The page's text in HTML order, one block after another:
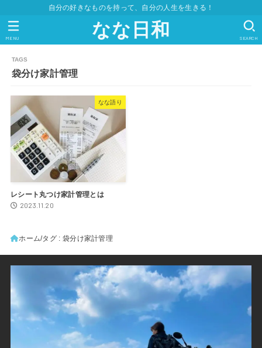
自分の好きなものを持って、自分の人生を生きる！
なな日和 SEARCH
MENU
袋分け家計管理
なな語り
レシート丸つけ家計管理とは
2023.11.20
ホーム タグ : 袋分け家計管理